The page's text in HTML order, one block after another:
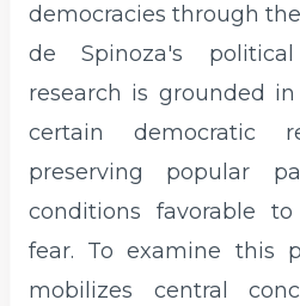
democracies through
de Spinoza's
research is grounded
certain democratic
preserving popular
conditions favorable
fear. To examine this
mobilizes central